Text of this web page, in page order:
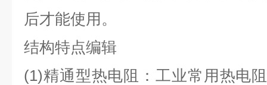
后才能使用。
结构特点编辑
(1)精通型热电阻：工业常用热电